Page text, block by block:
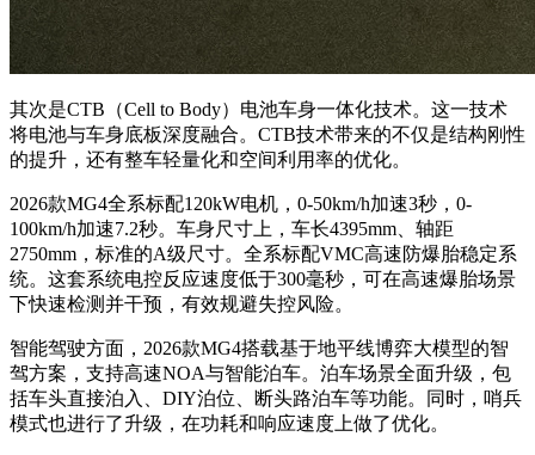
其次是CTB（Cell to Body）电池车身一体化技术。这一技术
将电池与车身底板深度融合。CTB技术带来的不仅是结构刚性
的提升，还有整车轻量化和空间利用率的优化。
2026款MG4全系标配120kW电机，0-50km/h加速3秒，0-
100km/h加速7.2秒。车身尺寸上，车长4395mm、轴距
2750mm，标准的A级尺寸。全系标配VMC高速防爆胎稳定系
统。这套系统电控反应速度低于300毫秒，可在高速爆胎场景
下快速检测并干预，有效规避失控风险。
智能驾驶方面，2026款MG4搭载基于地平线博弈大模型的智
驾方案，支持高速NOA与智能泊车。泊车场景全面升级，包
括车头直接泊入、DIY泊位、断头路泊车等功能。同时，哨兵
模式也进行了升级，在功耗和响应速度上做了优化。